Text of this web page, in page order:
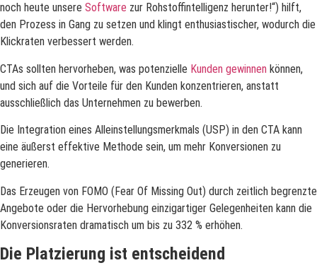
noch heute unsere Software zur Rohstoffintelligenz herunter!“) hilft,
den Prozess in Gang zu setzen und klingt enthusiastischer, wodurch die
Klickraten verbessert werden.
CTAs sollten hervorheben, was potenzielle Kunden gewinnen können,
und sich auf die Vorteile für den Kunden konzentrieren, anstatt
ausschließlich das Unternehmen zu bewerben.
Die Integration eines Alleinstellungsmerkmals (USP) in den CTA kann
eine äußerst effektive Methode sein, um mehr Konversionen zu
generieren.
Das Erzeugen von FOMO (Fear Of Missing Out) durch zeitlich begrenzte
Angebote oder die Hervorhebung einzigartiger Gelegenheiten kann die
Konversionsraten dramatisch um bis zu 332 % erhöhen.
Die Platzierung ist entscheidend